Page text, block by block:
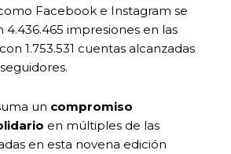
Facebook e Instagram se
4.436.465 impresiones en las
1.753.531 cuentas alcanzadas
un compromiso
en múltiples de las
en esta novena edición